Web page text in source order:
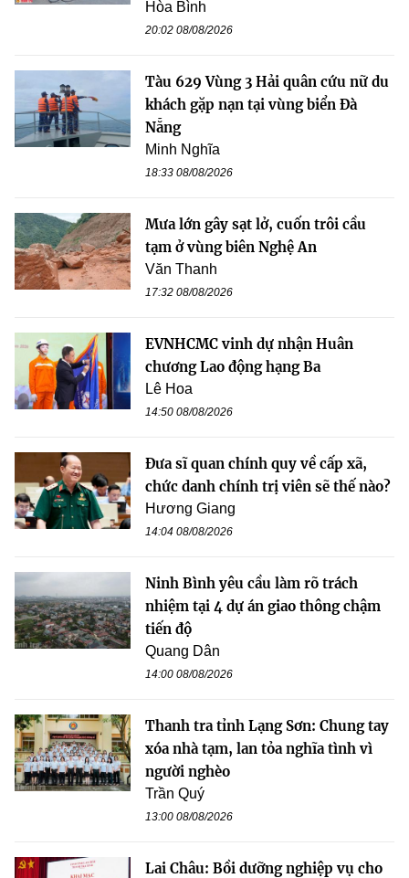
Hòa Bình
20:02 08/08/2026
Tàu 629 Vùng 3 Hải quân cứu nữ du
khách gặp nạn tại vùng biển Đà
Nẵng
Minh Nghĩa
18:33 08/08/2026
Mưa lớn gây sạt lở, cuốn trôi cầu
tạm ở vùng biên Nghệ An
Văn Thanh
17:32 08/08/2026
EVNHCMC vinh dự nhận Huân
chương Lao động hạng Ba
Lê Hoa
14:50 08/08/2026
Đưa sĩ quan chính quy về cấp xã,
chức danh chính trị viên sẽ thế nào?
Hương Giang
14:04 08/08/2026
Ninh Bình yêu cầu làm rõ trách
nhiệm tại 4 dự án giao thông chậm
tiến độ
Quang Dân
14:00 08/08/2026
Thanh tra tỉnh Lạng Sơn: Chung tay
xóa nhà tạm, lan tỏa nghĩa tình vì
người nghèo
Trần Quý
13:00 08/08/2026
Lai Châu: Bồi dưỡng nghiệp vụ cho